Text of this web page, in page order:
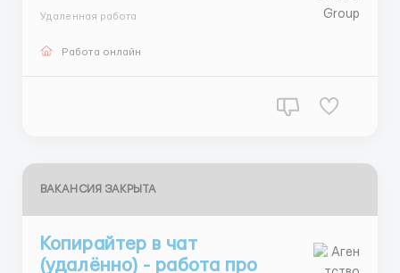
картку • Вимоги: вища освіта, виконання тестового
закінченої ВО. Дізнатися більше та заповнити
Удаленная работа
Работа онлайн
ВАКАНСИЯ ЗАКРЫТА
Копирайтер в чат
(удалённо) - работа про